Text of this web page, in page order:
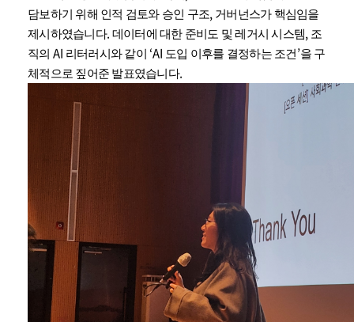
담보하기 위해 인적 검토와 승인 구조, 거버넌스가 핵심임을
제시하였습니다. 데이터에 대한 준비도 및 레거시 시스템, 조
직의 AI 리터러시와 같이 ‘AI 도입 이후를 결정하는 조건 ’을 구
체적으로 짚어준 발표였습니다.